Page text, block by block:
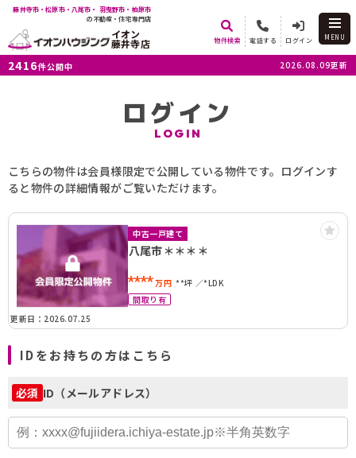
藤井寺市・松原市・八尾市・ 羽曳野市・柏原市
の不動産・住宅専門店
イオン
藤井寺店 物件検索 電話する ログイン MENU
2416件公開中 2026.08.09更新
ログイン
LOGIN
こちらの物件は会員様限定で公開している物件です。ログインす
ると物件の詳細情報がご覧いただけます。
中古一戸建て
八尾市＊＊＊＊
****万円 **坪
*LDK
間取り有
更新日：2026.07.25
IDをお持ちの方はこちら
必須 ID（メールアドレス）